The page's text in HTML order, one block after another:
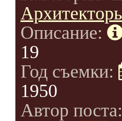
Описание:
19
Год съемки:
1950
Автор